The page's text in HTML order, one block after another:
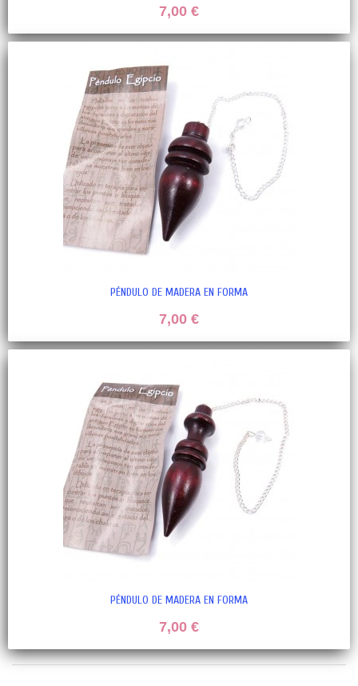
7,00 €
PÉNDULO DE MADERA EN FORMA
7,00 €
PÉNDULO DE MADERA EN FORMA
7,00 €